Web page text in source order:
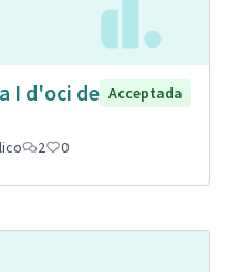
I d'oci de Acceptada
2 0